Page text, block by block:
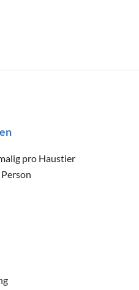
pro Haustier